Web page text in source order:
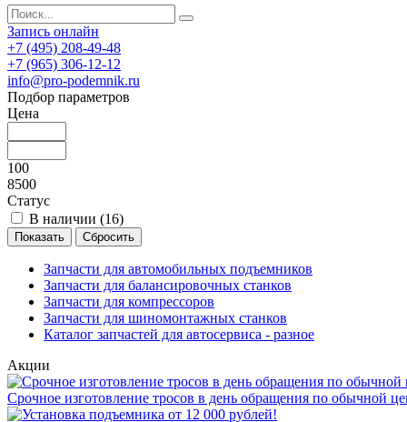
Запись онлайн
+7 (495) 208-49-48
+7 (965) 306-12-12
info@pro-podemnik.ru
Подбор параметров
Цена
100
8500
Статус
В наличии (16)
Запчасти для автомобильных подъемников
Запчасти для балансировочных станков
Запчасти для компрессоров
Запчасти для шиномонтажных станков
Каталог запчастей для автосервиса - разное
Акции
Срочное изготовление тросов в день обращения по обычной